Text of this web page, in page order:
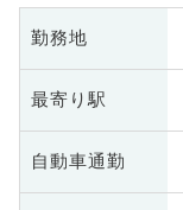
勤務地
最寄り駅
自動車通勤